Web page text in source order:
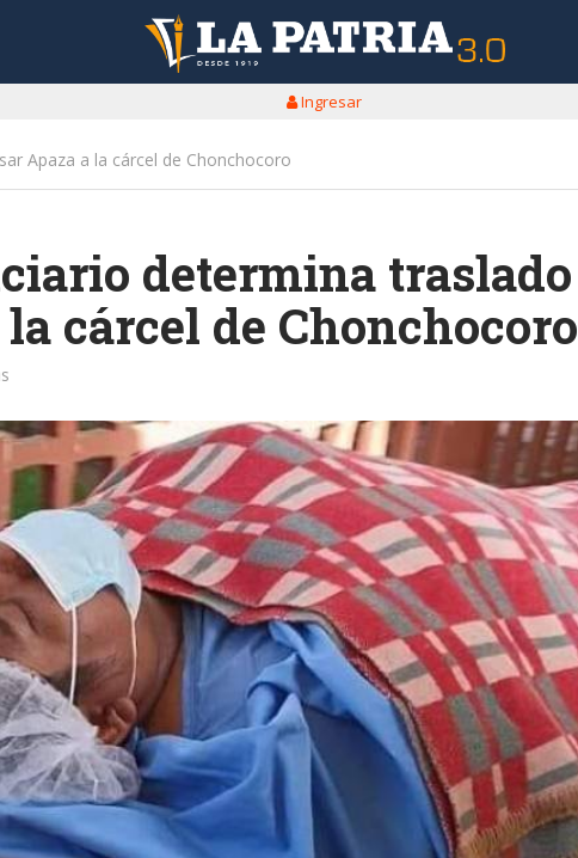
Ingresar
Apaza a la cárcel de Chonchocoro
determina traslado
cárcel de Chonchocoro